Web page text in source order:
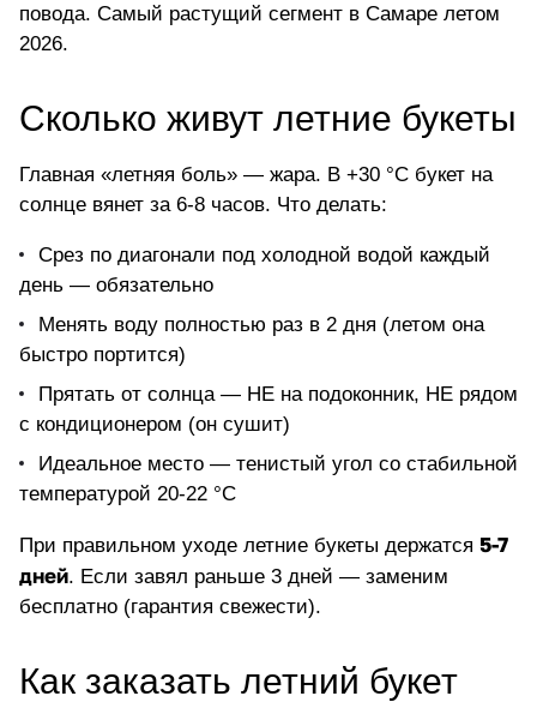
повода. Самый растущий сегмент в Самаре летом
2026.
Сколько живут летние букеты
Главная «летняя боль» — жара. В +30 °C букет на
солнце вянет за 6-8 часов. Что делать:
Срез по диагонали под холодной водой каждый
день — обязательно
Менять воду полностью раз в 2 дня (летом она
быстро портится)
Прятать от солнца — НЕ на подоконник, НЕ рядом
с кондиционером (он сушит)
Идеальное место — тенистый угол со стабильной
температурой 20-22 °C
При правильном уходе летние букеты держатся 5-7
дней. Если завял раньше 3 дней — заменим
бесплатно (гарантия свежести).
Как заказать летний букет